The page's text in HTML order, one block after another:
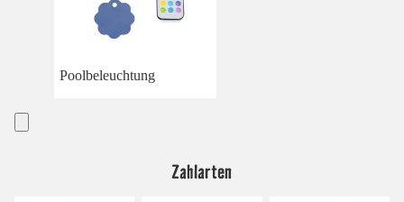
Poolbeleuchtung
Zahlarten